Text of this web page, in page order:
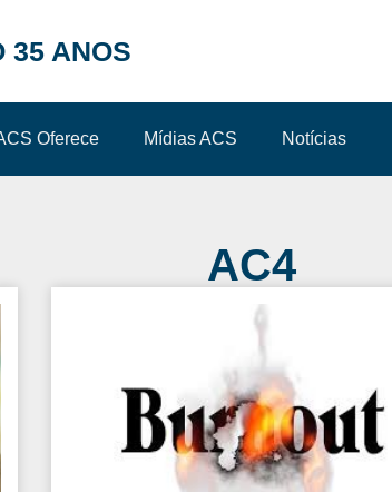
35 ANOS
Oferece Mídias ACS Notícias
AC4